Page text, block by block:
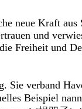
neue Kraft
und
Freiheit und
Sie verband
Beispiel